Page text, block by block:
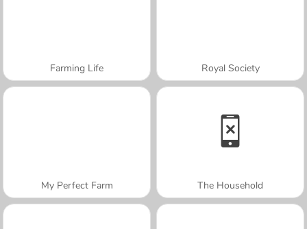
Farming Life Royal Society
My Perfect Farm The Household